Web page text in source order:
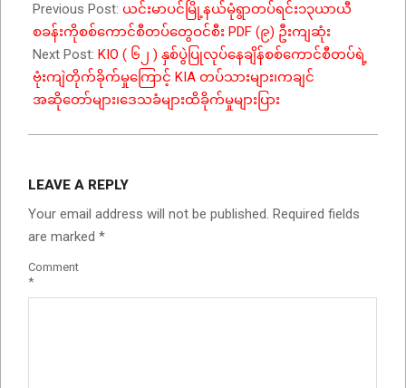
Previous Post: ယင်းမာပင်မြို့နယ်မုံရွာတပ်ရင်း၁၃ယာယီ
စခန်းကိုစစ်ကောင်စီတပ်တွေဝင်စီး PDF (၉) ဦးကျဆုံး
Next Post: KIO ( ၆၂ ) နှစ်ပွဲပြုလုပ်နေချိန်စစ်ကောင်စီတပ်ရဲ့
ဗုံးကျဲတိုက်ခိုက်မှုကြောင့် KIA တပ်သားများ၊ကချင်
အဆိုတော်များ၊ဒေသခံများထိခိုက်မှုများပြား
LEAVE A REPLY
Your email address will not be published. Required fields
are marked *
Comment
*